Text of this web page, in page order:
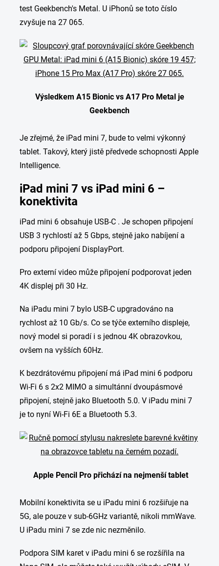
test Geekbench's Metal. U iPhonů se toto číslo
zvyšuje na 27 065.
Výsledkem A15 Bionic vs A17 Pro Metal je
Geekbench
Je zřejmé, že iPad mini 7, bude to velmi výkonný
tablet. Takový, který jistě předvede schopnosti Apple
Intelligence.
iPad mini 7 vs iPad mini 6 –
konektivita
iPad mini 6 obsahuje USB-C . Je schopen připojení
USB 3 rychlostí až 5 Gbps, stejně jako nabíjení a
podporu připojení DisplayPort.
Pro externí video může připojení podporovat jeden
4K displej při 30 Hz.
Na iPadu mini 7 bylo USB-C upgradováno na
rychlost až 10 Gb/s. Co se týče externího displeje,
nový model si poradí i s jednou 4K obrazovkou,
ovšem na vyšších 60Hz.
K bezdrátovému připojení má iPad mini 6 podporu
Wi-Fi 6 s 2x2 MIMO a simultánní dvoupásmové
připojení, stejně jako Bluetooth 5.0. V iPadu mini 7
je to nyní Wi-Fi 6E a Bluetooth 5.3.
Apple Pencil Pro přichází na nejmenší tablet
Mobilní konektivita se u iPadu mini 6 rozšiřuje na
5G, ale pouze v sub-6GHz variantě, nikoli mmWave.
U iPadu mini 7 se zde nic nezměnilo.
Podpora SIM karet v iPadu mini 6 se rozšířila na